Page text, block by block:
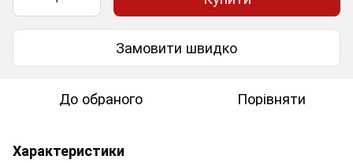
Замовити швидко
До обраного Порівняти
Характеристики